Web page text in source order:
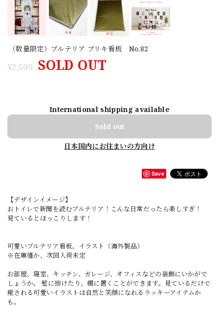
（数量限定）ブルテリア ブリキ看板 No.82
¥2,500 SOLD OUT
International shipping available
Sold out
日本国内にお住まいの方向け
Save
【デザインイメージ】
おトイレで新聞を読むブルテリア！こんな日常だったら楽しすぎ！
見ているとほっこりします！
可愛いブルテリア看板、イラスト（海外製品）
※在庫僅か、次回入荷未定
お部屋、寝室、キッチン、ガレージ、オフィスなどの装飾にいかがで
しょうか。 壁に掛けたり、棚に置くことができます。見ているだけで
癒される可愛いイラストは自然と笑顔になれるラッキーアイテムか
も。